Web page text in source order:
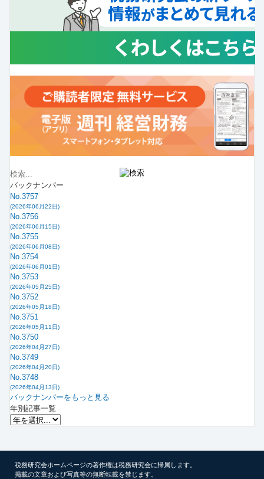
バックナンバー
No.3757
(2026年06月22日)
No.3756
(2026年06月15日)
No.3755
(2026年06月08日)
No.3754
(2026年06月01日)
No.3753
(2026年05月25日)
No.3752
(2026年05月18日)
No.3751
(2026年05月11日)
No.3750
(2026年04月27日)
No.3749
(2026年04月20日)
No.3748
(2026年04月13日)
バックナンバーをもっと見る
年別記事一覧
税務研究会ホームページの著作権は税務研究会に帰属します。
掲載の文章および写真等の無断転載を禁じます。